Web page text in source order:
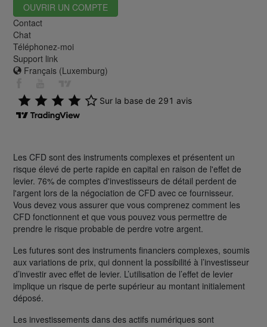
OUVRIR UN COMPTE
Contact
Chat
Téléphonez-moi
Support link
Français (Luxemburg)
Les CFD sont des instruments complexes et présentent un
risque élevé de perte rapide en capital en raison de l'effet de
levier. 76% de comptes d'investisseurs de détail perdent de
l'argent lors de la négociation de CFD avec ce fournisseur.
Vous devez vous assurer que vous comprenez comment les
CFD fonctionnent et que vous pouvez vous permettre de
prendre le risque probable de perdre votre argent.
Les futures sont des instruments financiers complexes, soumis
aux variations de prix, qui donnent la possibilité à l’investisseur
d’investir avec effet de levier. L’utilisation de l’effet de levier
implique un risque de perte supérieur au montant initialement
déposé.
Les investissements dans des actifs numériques sont